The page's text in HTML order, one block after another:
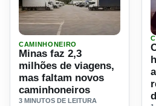
Ler materia: Minas faz 2,3
CAMINHONEIRO
Minas faz 2,3
milhões de viagens,
mas faltam novos
caminhoneiros
3 MINUTOS DE LEITURA